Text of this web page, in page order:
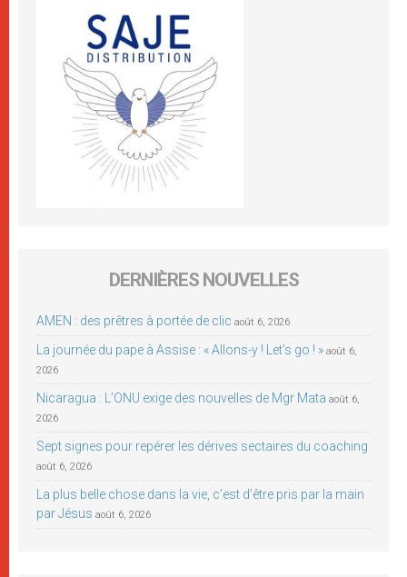
DERNIÈRES NOUVELLES
AMEN : des prêtres à portée de clic août 6, 2026
La journée du pape à Assise : « Allons-y ! Let’s go ! » août 6,
2026
Nicaragua : L’ONU exige des nouvelles de Mgr Mata août 6,
2026
Sept signes pour repérer les dérives sectaires du coaching
août 6, 2026
La plus belle chose dans la vie, c’est d’être pris par la main
par Jésus août 6, 2026